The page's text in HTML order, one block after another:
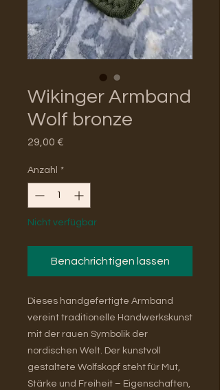
Wikinger Armband
Wolf bronze
29,00 €
Anzahl *
Nicht verfügbar
Benachrichtigen lassen
Dieses handgefertigte Armband
vereint traditionelle Handwerkskunst
mit der rauen Symbolik der
nordischen Welt. Der kunstvoll
gestaltete Wolfskopf steht für Mut,
Stärke und Freiheit – Eigenschaften,